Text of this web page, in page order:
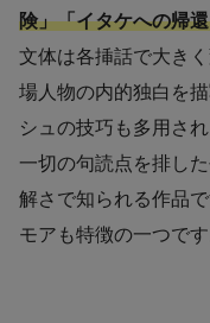
険」「イタケへの帰
文体は各挿話で大き
場人物の内的独白を
シュの技巧も多用さ
一切の句読点を排し
解さで知られる作品
モアも特徴の一つです